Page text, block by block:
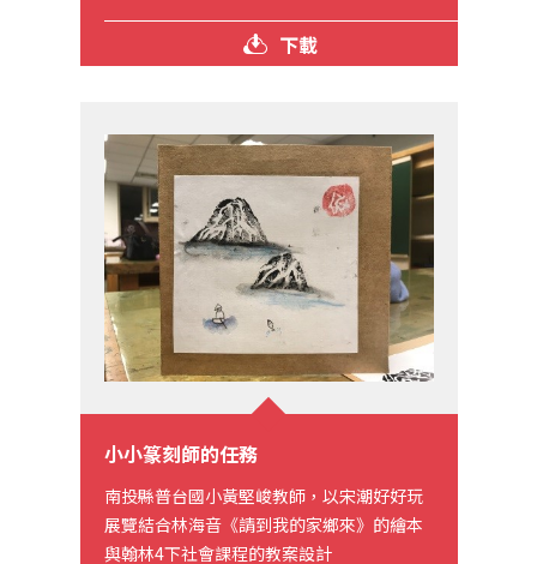
下載
小小篆刻師的任務
南投縣普台國小黃堅峻教師，以宋潮好好玩
展覽結合林海音《請到我的家鄉來》的繪本
與翰林4下社會課程的教案設計